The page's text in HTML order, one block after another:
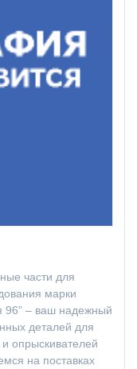
части для
марки
96” – ваш надежный
деталей для
и опрыскивателей
на поставках